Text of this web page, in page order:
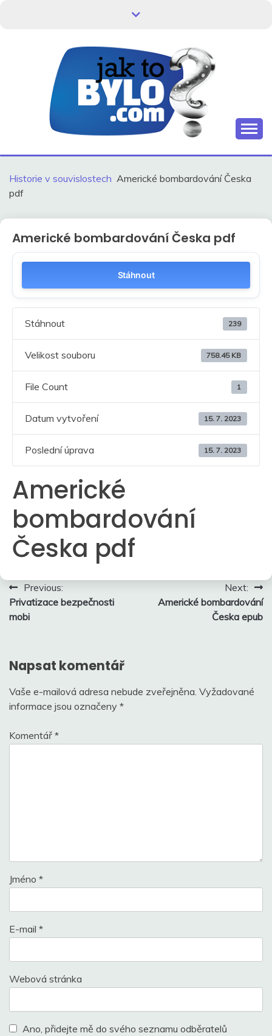
HISTORIE V
SOUVISLOSTECH
Historie v souvislostech Americké bombardování Česka
pdf
Americké bombardování Česka pdf
Stáhnout
Stáhnout 239
Velikost souboru 758.45 KB
File Count 1
Datum vytvoření 15. 7. 2023
Poslední úprava 15. 7. 2023
Americké
bombardování
Česka pdf
Navigace
pro
příspěvek
Previous:
Privatizace bezpečnosti
mobi
Next:
Americké bombardování
Česka epub
Napsat komentář
Vaše e-mailová adresa nebude zveřejněna. Vyžadované
informace jsou označeny *
Komentář *
Jméno *
E-mail *
Webová stránka
Ano, přidejte mě do svého seznamu odběratelů